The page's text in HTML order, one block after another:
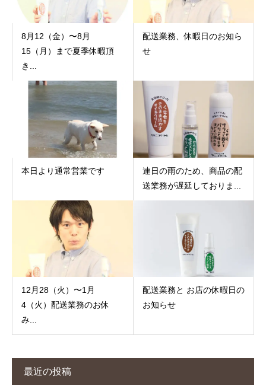
8月12（金）〜8月
15（月）まで夏季休暇頂
き...
配送業務、休暇日のお知ら
せ
本日より通常営業です
連日の雨のため、商品の配
送業務が遅延しておりま...
12月28（火）〜1月
4（火）配送業務のお休
み...
配送業務と お店の休暇日の
お知らせ
最近の投稿